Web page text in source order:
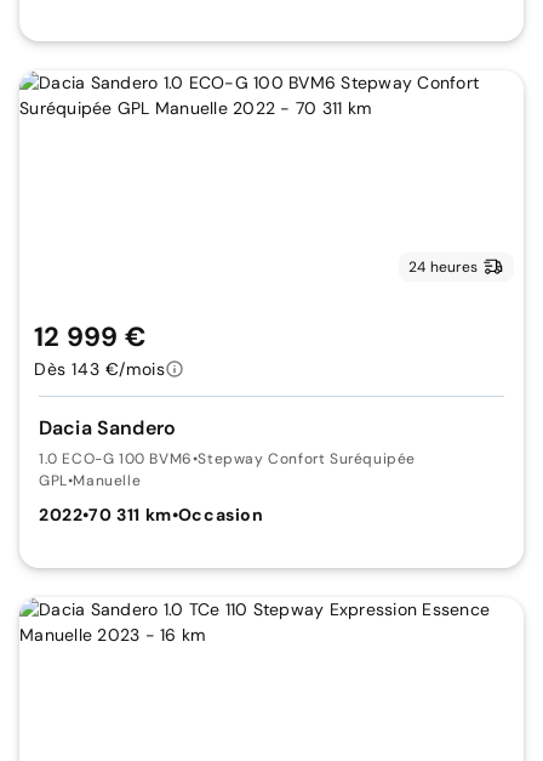
24 heures
Dacia Sandero
1.0 ECO-G 100 BVM6•Stepway Confort Suréquipée
GPL•Manuelle
2022•70 311 km•Occasion
12 999 €
Dès 143 €/mois